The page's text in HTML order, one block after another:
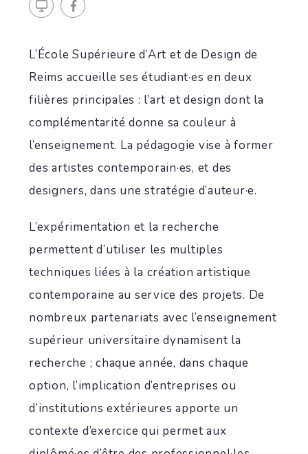
L’École Supérieure d’Art et de Design de
Reims accueille ses étudiant·es en deux
filières principales : l’art et design dont la
complémentarité donne sa couleur à
l’enseignement. La pédagogie vise à former
des artistes contemporain·es, et des
designers, dans une stratégie d’auteur·e.
L’expérimentation et la recherche
permettent d’utiliser les multiples
techniques liées à la création artistique
contemporaine au service des projets. De
nombreux partenariats avec l’enseignement
supérieur universitaire dynamisent la
recherche ; chaque année, dans chaque
option, l’implication d’entreprises ou
d’institutions extérieures apporte un
contexte d’exercice qui permet aux